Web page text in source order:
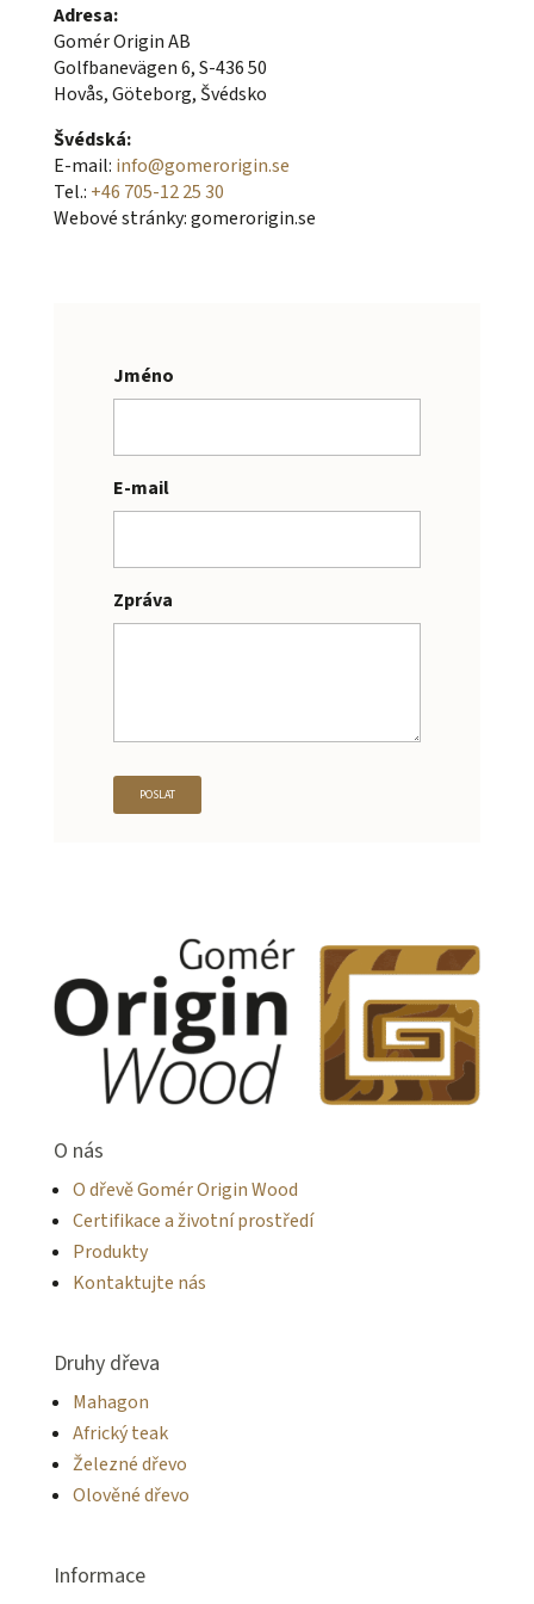
Adresa:
Gomér Origin AB
Golfbanevägen 6, S-436 50
Hovås, Göteborg, Švédsko
Švédská:
E-mail: info@gomerorigin.se
Tel.: +46 705-12 25 30
Webové stránky: gomerorigin.se
Jméno
E-mail
Zpráva
O nás
O dřevě Gomér Origin Wood
Certifikace a životní prostředí
Produkty
Kontaktujte nás
Druhy dřeva
Mahagon
Africký teak
Železné dřevo
Olověné dřevo
Informace